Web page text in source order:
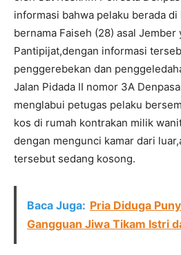
informasi bahwa pelaku berada di
bernama Faiseh (28) asal Jember
Pantipijat,dengan informasi
penggerebekan dan
Jalan Pidada II nomor 3A
menglabui petugas pelaku
kos di rumah kontrakan milik
dengan mengunci kamar dari
tersebut sedang kosong.
Baca Juga: Pria Diduga
Gangguan Jiwa Tikam Istri